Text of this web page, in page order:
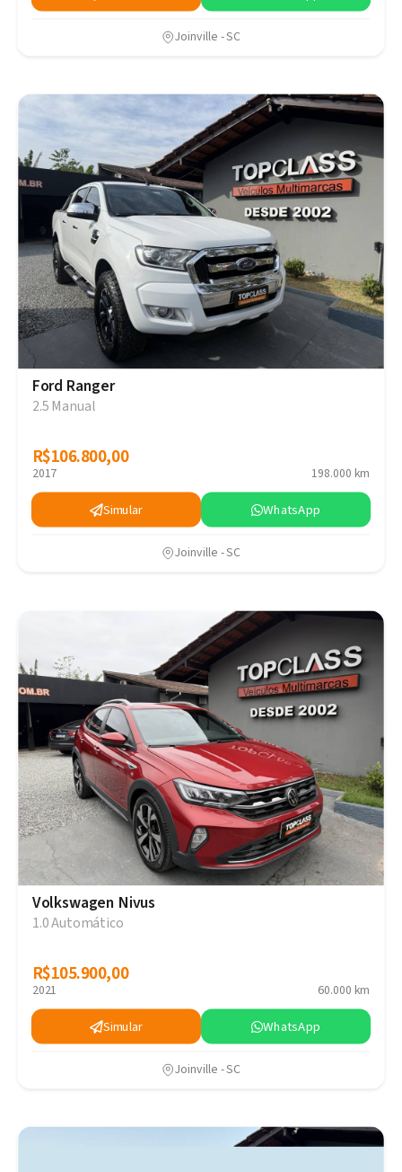
Joinville - SC
Ford Ranger
2.5 Manual
R$106.800,00
R$106.800,00
2017 198.000 km
Simular WhatsApp
Joinville - SC
Volkswagen Nivus
1.0 Automático
R$105.900,00
R$105.900,00
2021 60.000 km
Simular WhatsApp
Joinville - SC